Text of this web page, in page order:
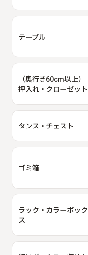
テーブル
（奥行き60cm以上）
押入れ・クローゼット
タンス・チェスト
ゴミ箱
ラック・カラーボック
ス